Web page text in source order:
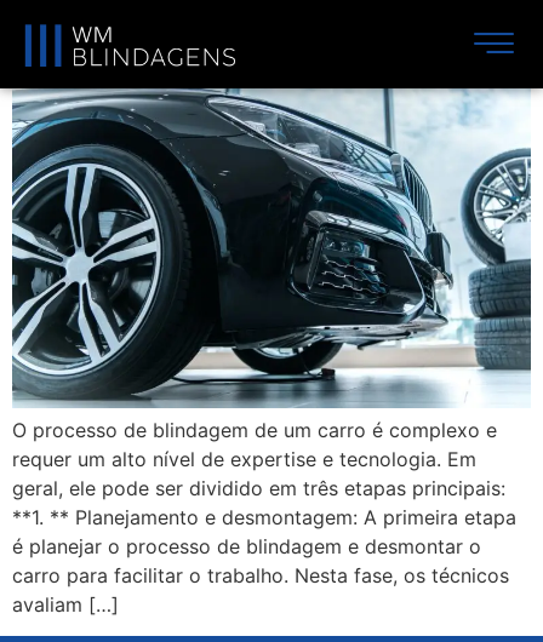
Veicular
O processo de blindagem de um carro é complexo e
requer um alto nível de expertise e tecnologia. Em
geral, ele pode ser dividido em três etapas principais:
**1. ** Planejamento e desmontagem: A primeira etapa
é planejar o processo de blindagem e desmontar o
carro para facilitar o trabalho. Nesta fase, os técnicos
avaliam […]